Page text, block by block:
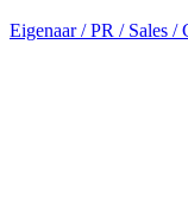
Eigenaar / PR / Sales /